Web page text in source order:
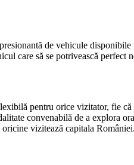
de vehicule
care să se potrivească perfect
pentru orice vizitator, fie
convenabilă de a explora
vizitează capitala României.